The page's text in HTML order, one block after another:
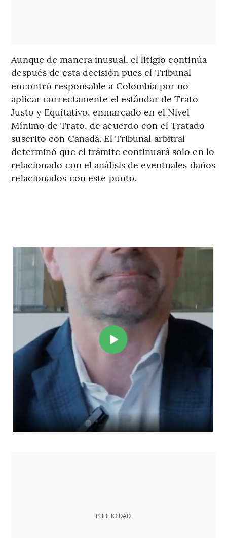
Aunque de manera inusual, el litigio continúa
después de esta decisión pues el Tribunal
encontró responsable a Colombia por no
aplicar correctamente el estándar de Trato
Justo y Equitativo, enmarcado en el Nivel
Mínimo de Trato, de acuerdo con el Tratado
suscrito con Canadá. El Tribunal arbitral
determinó que el trámite continuará solo en lo
relacionado con el análisis de eventuales daños
relacionados con este punto.
PUBLICIDAD